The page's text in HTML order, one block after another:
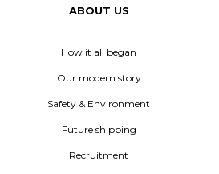
ABOUT US
How it all began
Our modern story
Safety & Environment
Future shipping
Recruitment